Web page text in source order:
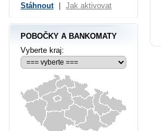
Stáhnout Jak aktivovat
POBOČKY A BANKOMATY
Vyberte kraj: